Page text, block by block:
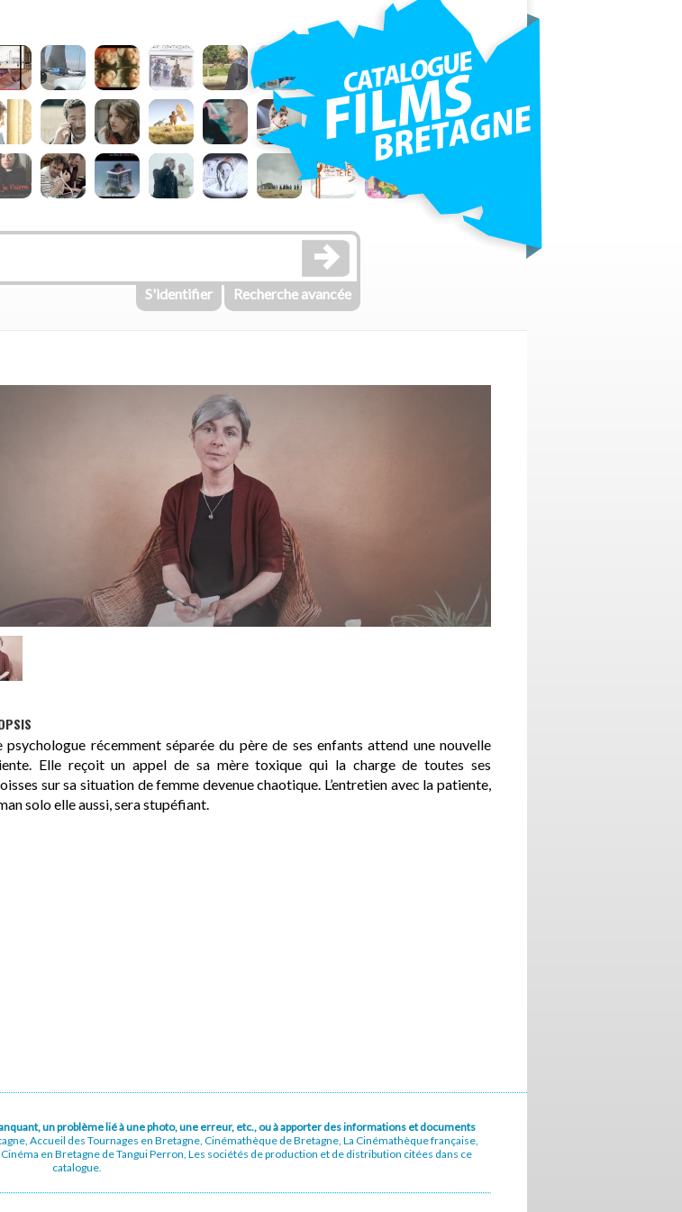
S'identifier Recherche avancée
psychologue récemment séparée du père de ses enfants attend une nouvelle
Elle reçoit un appel de sa mère toxique qui la charge de toutes ses
sur sa situation de femme devenue chaotique. L’entretien avec la patiente,
solo elle aussi, sera stupéfiant.
un problème lié à une photo, une erreur, etc., ou à apporter des informations et documents
Accueil des Tournages en Bretagne, Cinémathèque de Bretagne, La Cinémathèque française,
en Bretagne de Tangui Perron, Les sociétés de production et de distribution citées dans ce
catalogue.